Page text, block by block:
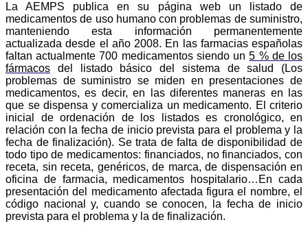
La AEMPS publica en su página web un listado de
medicamentos de uso humano con problemas de suministro,
manteniendo esta información permanentemente
actualizada desde el año 2008. En las farmacias españolas
faltan actualmente700 medicamentos siendo un5 % de los
fármacos del listado básico del sistema de salud (Los
problemas de suministro se miden en presentaciones de
medicamentos, es decir, en las diferentes maneras en las
que se dispensa y comercializa un medicamento. El criterio
inicial de ordenación de los listados es cronológico, en
relación con la fecha de inicio prevista para el problema y la
fecha de finalización). Se trata defalta de disponibilidad de
todo tipo de medicamentos: financiados, no financiados, con
receta, sin receta, genéricos, de marca, de dispensación en
oficina de farmacia, medicamentos hospitalario… En cada
presentación del medicamento afectada figura el nombre, el
código nacional y, cuando se conocen, la fecha de inicio
prevista para el problema y la de finalización.